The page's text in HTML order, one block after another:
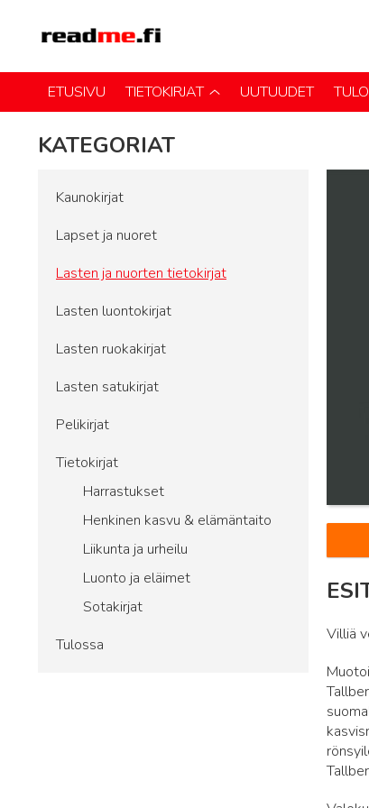
ETUSIVU TIETOKIRJAT UUTUUDET
KATEGORIAT
Kaunokirjat
Lapset ja nuoret
Lasten ja nuorten tietokirjat
Lasten luontokirjat
Lasten ruokakirjat
Lasten satukirjat
Pelikirjat
Tietokirjat
Harrastukset
Henkinen kasvu & elämäntaito
Liikunta ja urheilu
Luonto ja eläimet
Sotakirjat
Tulossa
Villiä